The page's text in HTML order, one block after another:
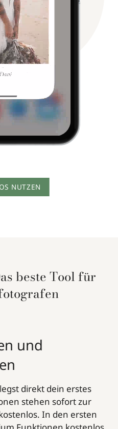
NUTZEN
beste Tool für
und
direkt dein erstes
stehen sofort zur
In den ersten